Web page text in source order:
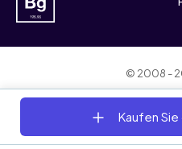
© 2008 -
Allgemeine
Kaufen